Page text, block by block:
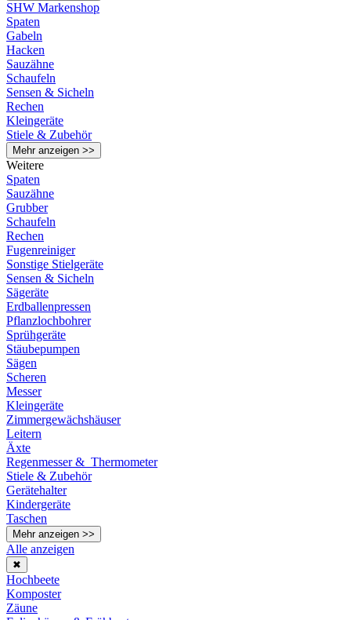
SHW Markenshop
Spaten
Gabeln
Hacken
Sauzähne
Schaufeln
Sensen & Sicheln
Rechen
Kleingeräte
Stiele & Zubehör
Mehr anzeigen >>
Weitere
Spaten
Sauzähne
Grubber
Schaufeln
Rechen
Fugenreiniger
Sonstige Stielgeräte
Sensen & Sicheln
Sägeräte
Erdballenpressen
Pflanzlochbohrer
Sprühgeräte
Stäubepumpen
Sägen
Scheren
Messer
Kleingeräte
Zimmergewächshäuser
Leitern
Äxte
Regenmesser & Thermometer
Stiele & Zubehör
Gerätehalter
Kindergeräte
Taschen
Mehr anzeigen >>
Alle anzeigen
✖
Hochbeete
Komposter
Zäune